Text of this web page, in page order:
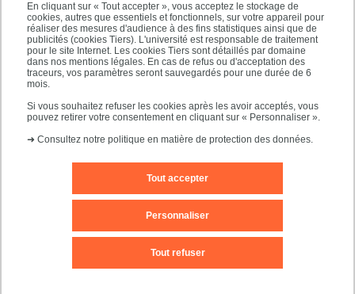
En cliquant sur « Tout accepter », vous acceptez le stockage de
cookies, autres que essentiels et fonctionnels, sur votre appareil pour
réaliser des mesures d'audience à des fins statistiques ainsi que de
publicités (cookies Tiers). L'université est responsable de traitement
pour le site Internet. Les cookies Tiers sont détaillés par domaine
dans nos mentions légales. En cas de refus ou d'acceptation des
traceurs, vos paramètres seront sauvegardés pour une durée de 6
mois.
Si vous souhaitez refuser les cookies après les avoir acceptés, vous
pouvez retirer votre consentement en cliquant sur « Personnaliser ».
➜ Consultez notre politique en matière de protection des données.
Tout accepter
Tout refuser
Personnaliser
PRATIQUE
NOS FORMATIONS
Nous contacter
Plans d'accès Plan du site